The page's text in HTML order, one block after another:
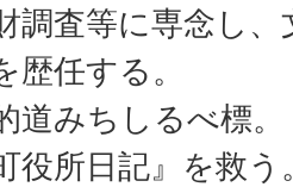
調査等に専念し
歴任する。
道みちしるべ標。
役所日記』を救う